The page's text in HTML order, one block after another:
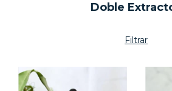
Doble
Filtrar